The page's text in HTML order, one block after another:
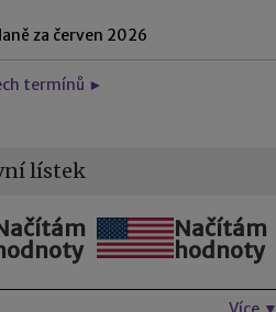
za červen 2026
termínů ►
lístek
Načítám
hodnoty